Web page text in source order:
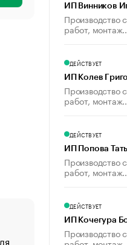
«От спорта тело
ИП Винников
Производство
работ,
ДЕЙСТВУЕТ
ИП Колев
Производство
работ,
ДЕЙСТВУЕТ
ИП Попова
Производство
работ,
ДЕЙСТВУЕТ
ИП Кочегура
Производство